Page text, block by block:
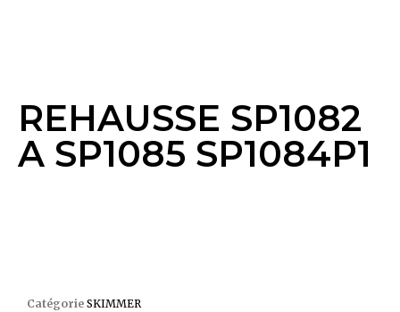
REHAUSSE SP1082
A SP1085 SP1084P1
Catégorie SKIMMER